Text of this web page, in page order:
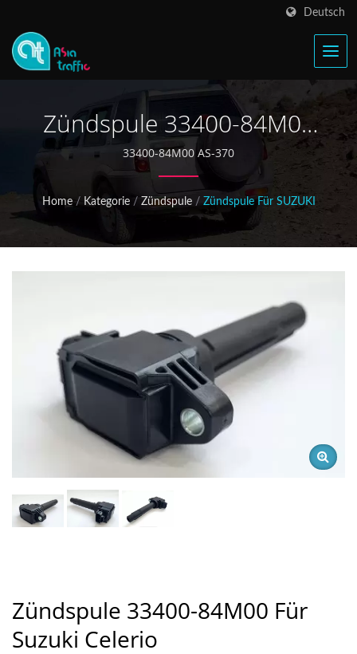
Deutsch
Zündspule 33400-84M00
Für Suzuki Celerio
33400-84M00 AS-370
Home / Kategorie / Zündspule / Zündspule Für SUZUKI
Zündspule 33400-84M00 Für
Suzuki Celerio